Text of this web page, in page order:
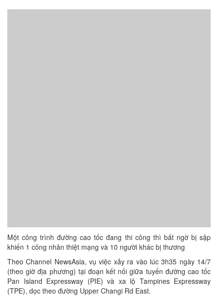
Một công trình đường cao tốc đang thi công thì bất ngờ bị sập
khiến 1 công nhân thiệt mạng và 10 người khác bị thương
Theo Channel NewsAsia, vụ việc xảy ra vào lúc 3h35 ngày 14/7
(theo giờ địa phương) tại đoạn kết nối giữa tuyến đường cao tốc
Pan Island Expressway (PIE) và xa lộ Tampines Expressway
(TPE), dọc theo đường Upper Changi Rd East.